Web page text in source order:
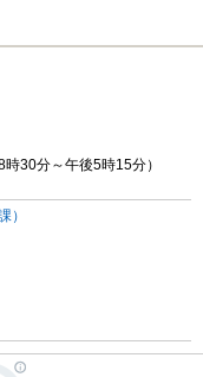
30分～午後5時15分）
）